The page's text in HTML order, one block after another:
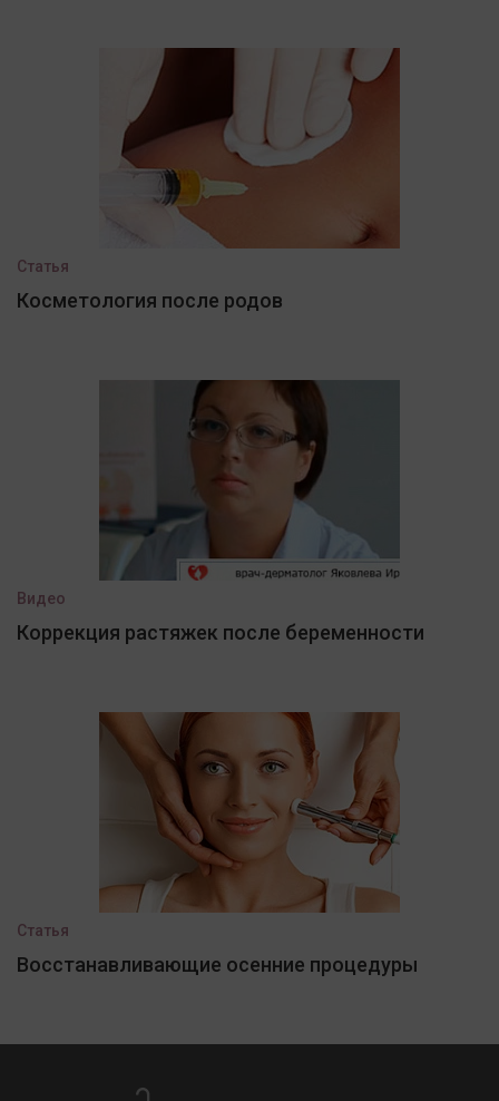
Статья
Косметология после родов
Видео
Коррекция растяжек после беременности
Статья
Восстанавливающие осенние процедуры